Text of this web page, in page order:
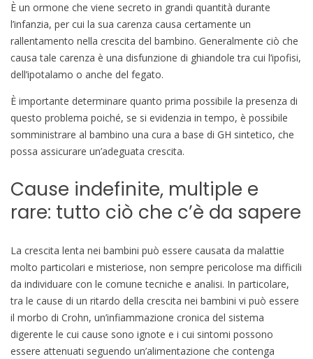
È un ormone che viene secreto in grandi quantità durante
l’infanzia, per cui la sua carenza causa certamente un
rallentamento nella crescita del bambino. Generalmente ciò che
causa tale carenza è una disfunzione di ghiandole tra cui l’ipofisi,
dell’ipotalamo o anche del fegato.
È importante determinare quanto prima possibile la presenza di
questo problema poiché, se si evidenzia in tempo, è possibile
somministrare al bambino una cura a base di GH sintetico, che
possa assicurare un’adeguata crescita.
Cause indefinite, multiple e
rare: tutto ciò che c’è da sapere
La crescita lenta nei bambini può essere causata da malattie
molto particolari e misteriose, non sempre pericolose ma difficili
da individuare con le comune tecniche e analisi. In particolare,
tra le cause di un ritardo della crescita nei bambini vi può essere
il morbo di Crohn, un’infiammazione cronica del sistema
digerente le cui cause sono ignote e i cui sintomi possono
essere attenuati seguendo un’alimentazione che contenga